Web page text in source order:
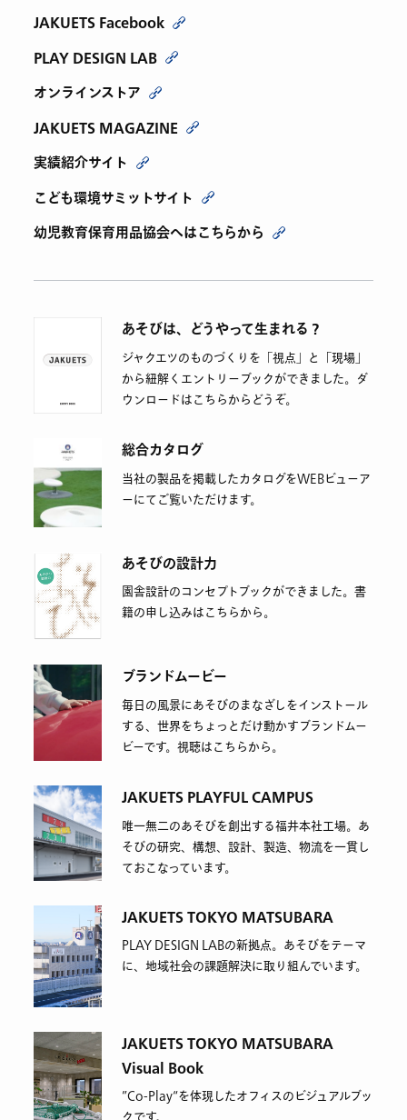
JAKUETS Facebook
PLAY DESIGN LAB
オンラインストア
JAKUETS MAGAZINE
実績紹介サイト
こども環境サミットサイト
幼児教育保育用品協会へはこちらから
あそびは、どうやって生まれる？
ジャクエツのものづくりを「視点」と「現場」
から紐解くエントリーブックができました。ダ
ウンロードはこちらからどうぞ。
総合カタログ
当社の製品を掲載したカタログをWEBビューア
ーにてご覧いただけます。
あそびの設計力
園舎設計のコンセプトブックができました。書
籍の申し込みはこちらから。
ブランドムービー
毎日の風景にあそびのまなざしをインストール
する、世界をちょっとだけ動かすブランドムー
ビーです。視聴はこちらから。
JAKUETS PLAYFUL CAMPUS
唯一無二のあそびを創出する福井本社工場。あ
そびの研究、構想、設計、製造、物流を一貫し
ておこなっています。
JAKUETS TOKYO MATSUBARA
PLAY DESIGN LABの新拠点。あそびをテーマ
に、地域社会の課題解決に取り組んでいます。
JAKUETS TOKYO MATSUBARA
Visual Book
”Co-Play“を体現したオフィスのビジュアルブッ